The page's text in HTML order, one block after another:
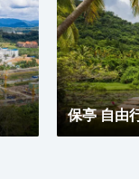
保亭 自由